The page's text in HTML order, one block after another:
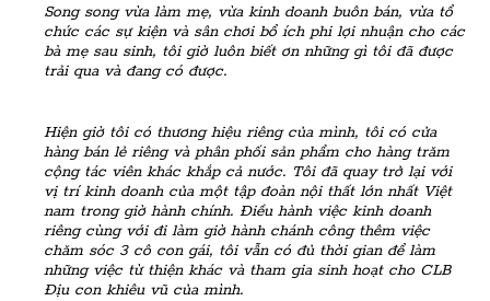
Song song vừa làm mẹ, vừa kinh doanh buôn bán, vừa tổ
chức các sự kiện và sân chơi bổ ích phi lợi nhuận cho các
bà mẹ sau sinh, tôi giờ luôn biết ơn những gì tôi đã được
trải qua và đang có được.
Hiện giờ tôi có thương hiệu riêng của mình, tôi có cửa
hàng bán lẻ riêng và phân phối sản phẩm cho hàng trăm
cộng tác viên khác khắp cả nước. Tôi đã quay trở lại với
vị trí kinh doanh của một tập đoàn nội thất lớn nhất Việt
nam trong giờ hành chính. Điều hành việc kinh doanh
riêng cùng với đi làm giờ hành chánh công thêm việc
chăm sóc 3 cô con gái, tôi vẫn có đủ thời gian để làm
những việc từ thiện khác và tham gia sinh hoạt cho CLB
Địu con khiêu vũ của mình.